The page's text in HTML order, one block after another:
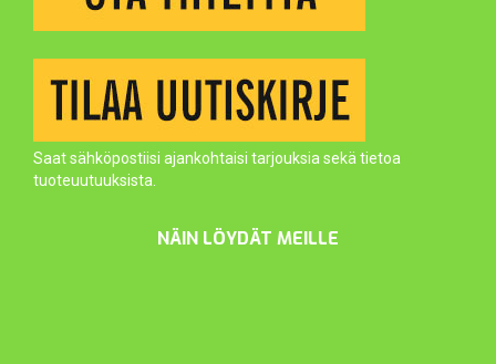
Saat sähköpostiisi ajankohtaisi tarjouksia sekä tietoa
tuoteuutuuksista.
NÄIN LÖYDÄT MEILLE